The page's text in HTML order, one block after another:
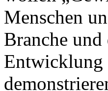
Menschen
Branche
Entwicklung